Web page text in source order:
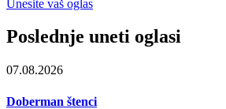
Unesite vaš oglas
Poslednje uneti oglasi
07.08.2026
Doberman štenci